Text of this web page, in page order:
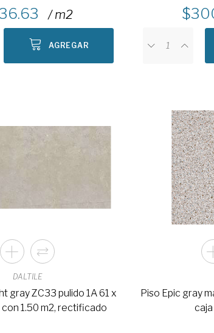
/ m2
AGREGAR
DALTILE
gray ZC33 pulido 1A 61 x
con 1.50 m2, rectificado
Piso Epic gray
caja